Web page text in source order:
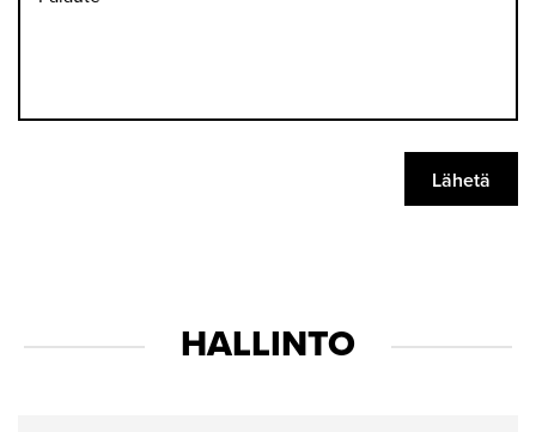
HALLINTO